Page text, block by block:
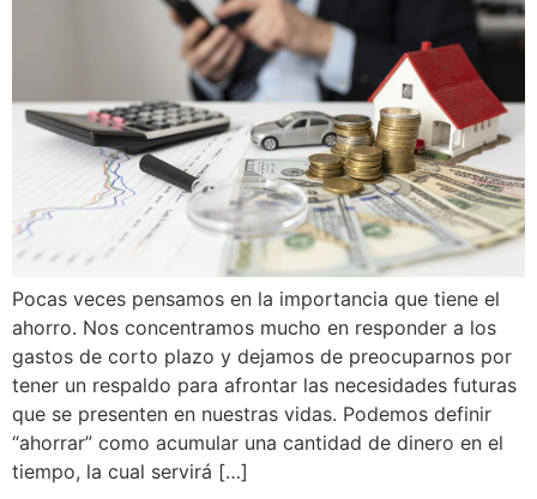
Pocas veces pensamos en la importancia que tiene el
ahorro. Nos concentramos mucho en responder a los
gastos de corto plazo y dejamos de preocuparnos por
tener un respaldo para afrontar las necesidades futuras
que se presenten en nuestras vidas. Podemos definir
“ahorrar” como acumular una cantidad de dinero en el
tiempo, la cual servirá […]